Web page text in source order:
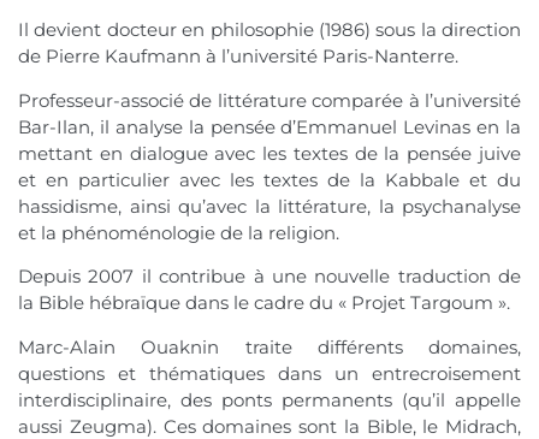
Il devient docteur en philosophie (1986) sous la direction
de Pierre Kaufmann à l’université Paris-Nanterre.
Professeur-associé de littérature comparée à l’université
Bar-Ilan, il analyse la pensée d’Emmanuel Levinas en la
mettant en dialogue avec les textes de la pensée juive
et en particulier avec les textes de la Kabbale et du
hassidisme, ainsi qu’avec la littérature, la psychanalyse
et la phénoménologie de la religion.
Depuis 2007 il contribue à une nouvelle traduction de
la Bible hébraïque dans le cadre du « Projet Targoum ».
Marc-Alain Ouaknin traite différents domaines,
questions et thématiques dans un entrecroisement
interdisciplinaire, des ponts permanents (qu’il appelle
aussi Zeugma). Ces domaines sont la Bible, le Midrach,